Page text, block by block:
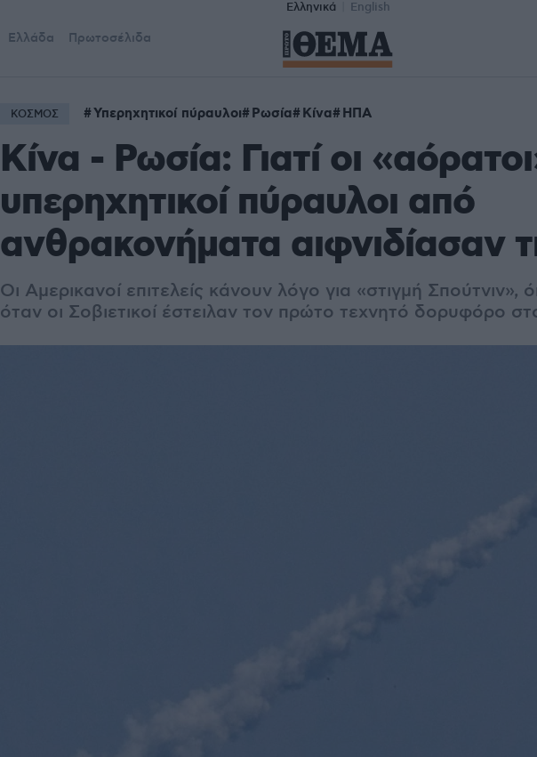
Ελληνικά English
Ελλάδα Πρωτοσέλιδα
ΚΟΣΜΟΣ Υπερηχητικοί πύραυλοι Ρωσία Κίνα ΗΠΑ
Κίνα - Ρωσία: Γιατί οι
υπερηχητικοί πύραυλοι από
ανθρακονήματα αιφνιδίασαν
Οι Αμερικανοί επιτελείς κάνουν λόγο για «στιγμή Σπούτνιν»,
όταν οι Σοβιετικοί έστειλαν τον πρώτο τεχνητό δορυφόρο